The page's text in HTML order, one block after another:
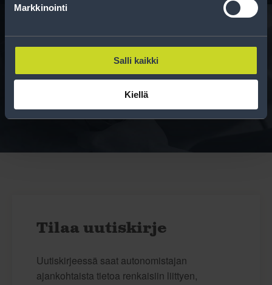
Markkinointi
Salli kaikki
Kiellä
Rengasinfo
Tavallisen ihmisen tietoa merkinnöistä, renkaista ja
niiden huoltamisesta.
Tilaa uutiskirje
Uutiskirjeessä saat autonomistajan
ajankohtaista tietoa renkaisiin liittyen,